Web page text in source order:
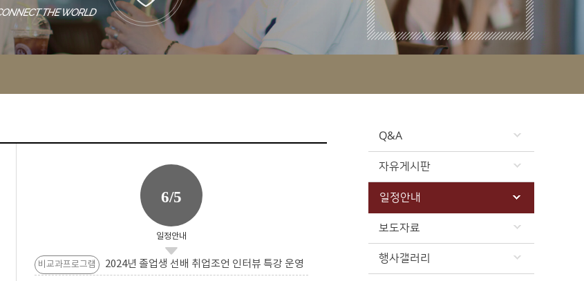
Q&A
자유게시판
일정안내
보도자료
행사갤러리
6/5
일정안내
비교과프로그램 2024년 졸업생 선배 취업조언 인터뷰 특강 운영